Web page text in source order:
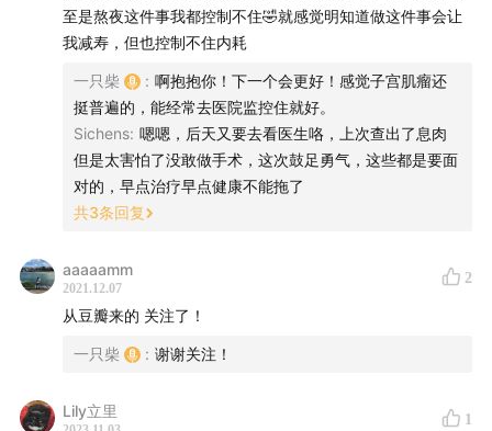
fibroids），或用搜索引擎搜索《子宫肌瘤诊疗流水
账》，读一读她生动的万字长文，博文中也附上了不少子
宫肌瘤的相关资料。
【相关资料】
子宫肌瘤诊疗流水账》，作者：一只猫；
《别告诉她》，导演：王子逸；
这个世界上最难开口的事
至是熬夜这件事我都控制不住🤣就感觉明知道做这件事会让
我减寿，但也控制不住内耗
一只柴 : 啊抱抱你！下一个会更好！感觉子宫肌瘤还
挺普遍的，能经常去医院监控住就好。
Sichens: 嗯嗯，后天又要去看医生咯，上次查出了息肉
但是太害怕了没敢做手术，这次鼓足勇气，这些都是要面
对的，早点治疗早点健康不能拖了
共3条回复
aaaaamm
2021.12.07
2
从豆瓣来的 关注了！
一只柴 : 谢谢关注！
Lily立里 1